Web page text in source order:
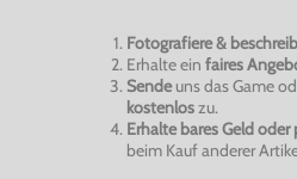
Fotografiere &
Erhalte ein faires
Sendeuns das Game
kostenloszu.
Erhalte bares Geld
beim Kauf anderer